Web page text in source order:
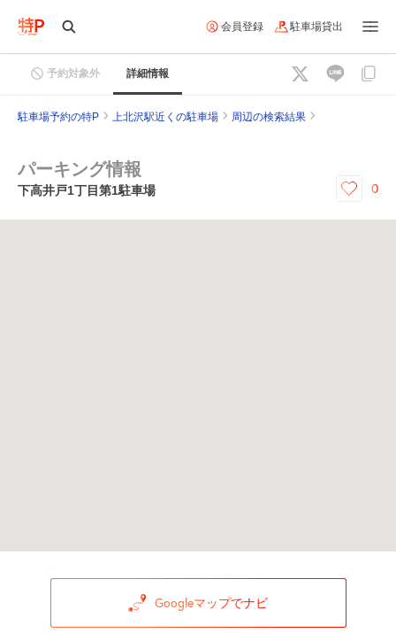
会員登録 駐車場貸出
予約対象外 詳細情報
駐車場予約の特P 上北沢駅近くの駐車場 周辺の検索結果
パーキング情報
下高井戸1丁目第1駐車場 0
Googleマップでナビ